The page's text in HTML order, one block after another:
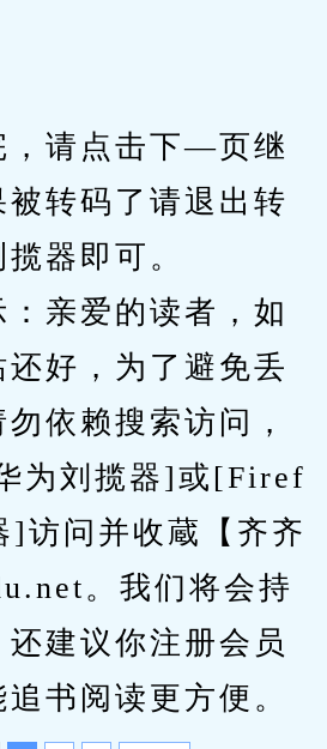
请点击下—页继
转码了请退出转
器即可。
亲爱的读者，如
好，为了避免丢
依赖搜索访问，
为刘揽器]或[Firef
]访问并收蔵【齐齐
。我们将会持
建议你注册会员
书阅读更方便。